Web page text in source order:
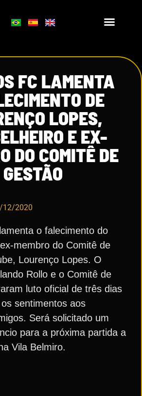
FC LAMENTA
DE
LOPES,
E EX-
DO COMITÊ DE
GESTÃO
12/2020
o falecimento do
membro do Comitê de
Lourenço Lopes. O
Rollo e o Comitê de
luto oficial de três dias
sentimentos aos
Será solicitado um
para a próxima partida a
Vila Belmiro.